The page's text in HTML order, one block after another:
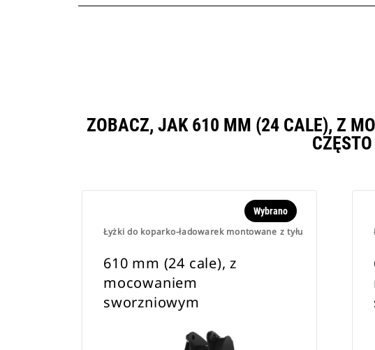
ZOBACZ, JAK 610 MM (24 CALE), Z
Łyżki do koparko-ładowarek montowane z tyłu
Wybrano
610 mm (24 cale), z
mocowaniem
sworzniowym